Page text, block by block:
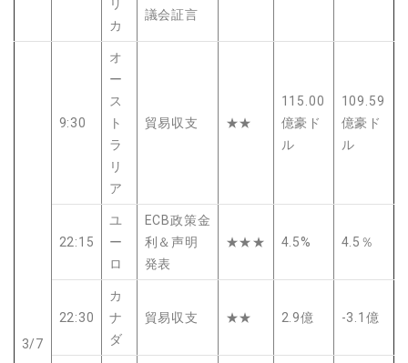
リ
カ
議会証言
3/7
9:30
オ
ー
ス
ト
ラ
リ
ア
貿易収支 ★★
115.00
億豪ド
ル
109.59
億豪ド
ル
22:15
ユ
ー
ロ
ECB政策金
利＆声明
発表
★★★ 4.5% 4.5％
22:30
カ
ナ
ダ
貿易収支 ★★ 2.9億 -3.1億